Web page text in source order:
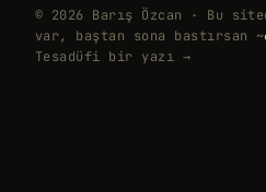
© 2026 Barış Özcan · Bu
var, baştan sona bastırsan ~
Tesadüfi bir yazı →